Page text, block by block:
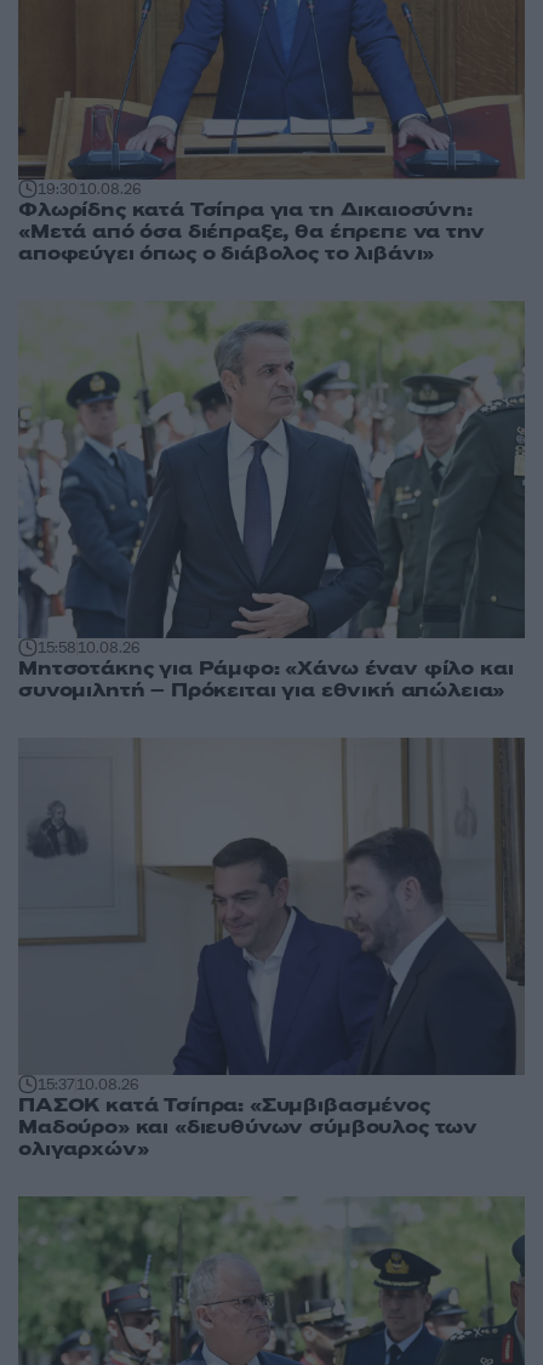
19:3010.08.26
Φλωρίδης κατά Τσίπρα για τη Δικαιοσύνη:
«Μετά από όσα διέπραξε, θα έπρεπε να την
αποφεύγει όπως ο διάβολος το λιβάνι»
15:5810.08.26
Μητσοτάκης για Ράμφο: «Χάνω έναν φίλο και
συνομιλητή – Πρόκειται για εθνική απώλεια»
15:3710.08.26
ΠΑΣΟΚ κατά Τσίπρα: «Συμβιβασμένος
Μαδούρο» και «διευθύνων σύμβουλος των
ολιγαρχών»